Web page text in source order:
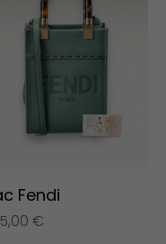
Fendi
€